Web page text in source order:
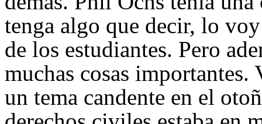
tenga algo que decir, lo
de los estudiantes. Pero
muchas cosas importantes.
un tema candente en el